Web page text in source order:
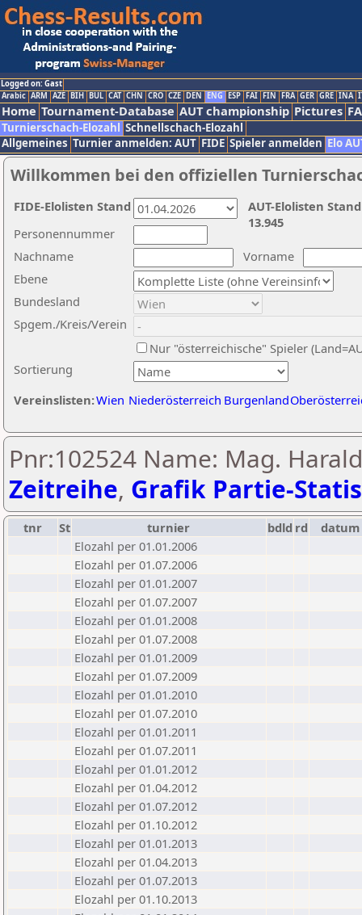
Logged on: Gast
Arabic ARM AZE BIH BUL CAT CHN CRO CZE DEN ENG ESP FAI FIN FRA GER GRE INA
Home Tournament-Database AUT championship Pictures
Turnierschach-Elozahl Schnellschach-Elozahl
Allgemeines Turnier anmelden: AUT FIDE Spieler anmelden Elo
Willkommen bei den offiziellen
Nachname
Vorname
Ebene
Sortierung
Personennummer
Bundesland
Spgem./Kreis/Verein
Nur "österreichische" Spieler
Vereinslisten:Wien Niederösterreich Burgenland
AUT-Elolisten
13.945
FIDE-Elolisten Stand
Pnr:102524 Name: Mag.
Zeitreihe, Grafik Partie-
tnr St turnier bdld rd
datum
Elozahl per 01.01.2006
Elozahl per 01.07.2006
Elozahl per 01.01.2007
Elozahl per 01.07.2007
Elozahl per 01.01.2008
Elozahl per 01.07.2008
Elozahl per 01.01.2009
Elozahl per 01.07.2009
Elozahl per 01.01.2010
Elozahl per 01.07.2010
Elozahl per 01.01.2011
Elozahl per 01.07.2011
Elozahl per 01.01.2012
Elozahl per 01.04.2012
Elozahl per 01.07.2012
Elozahl per 01.10.2012
Elozahl per 01.01.2013
Elozahl per 01.04.2013
Elozahl per 01.07.2013
Elozahl per 01.10.2013